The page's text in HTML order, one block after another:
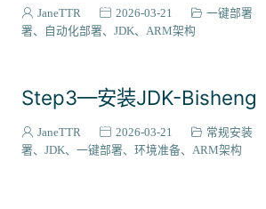
JaneTTR 2026-03-21 一键部署
署
自动化部署 JDK ARM架构
Step3—安装JDK-Bisheng
JaneTTR 2026-03-21 常规安装
署
JDK 一键部署 环境准备 ARM架构